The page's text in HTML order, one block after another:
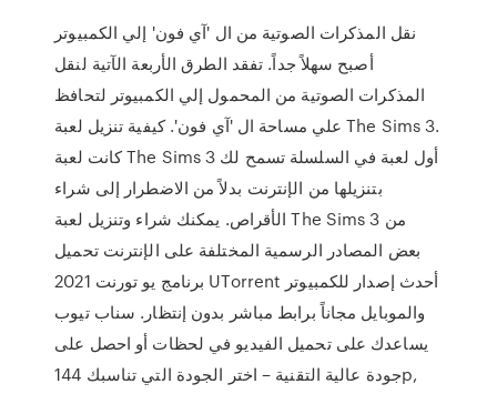
نقل المذكرات الصوتية من ال 'آي فون' إلي الكمبيوتر
أصبح سهلاً جداً. تفقد الطرق الأربعة الآتية لنقل
المذكرات الصوتية من المحمول إلي الكمبيوتر لتحافظ
علي مساحة ال 'آي فون'. كيفية تنزيل لعبة The Sims 3.
كانت لعبة The Sims 3 أول لعبة في السلسلة تسمح لك
بتنزيلها من الإنترنت بدلاً من الاضطرار إلى شراء
الأقراص. يمكنك شراء وتنزيل لعبة The Sims 3 من
بعض المصادر الرسمية المختلفة على الإنترنت تحميل
برنامج يو تورنت 2021 UTorrent أحدث إصدار للكمبيوتر
والموبايل مجاناً برابط مباشر بدون إنتظار. سناب تيوب
يساعدك على تحميل الفيديو في لحظات أو احصل على
جودة عالية التقنية – اختر الجودة التي تناسبك 144p,